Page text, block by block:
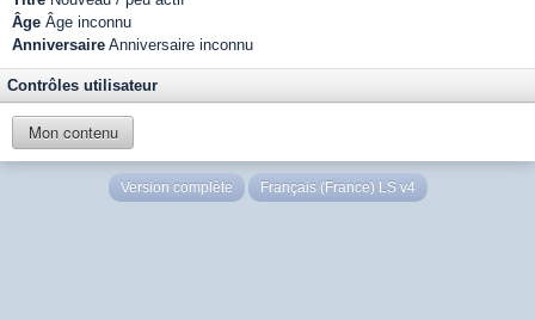
Âge Âge inconnu
Anniversaire Anniversaire inconnu
Contrôles utilisateur
Mon contenu
Version complète Français (France) LS v4